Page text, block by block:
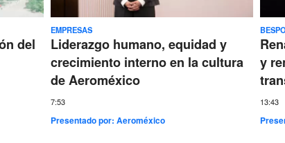
del
EMPRESAS
Liderazgo humano, equidad y
crecimiento interno en la cultura
de Aeroméxico
7:53
Presentado por: Aeroméxico
y
13:43